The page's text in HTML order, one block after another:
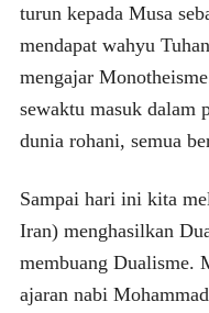
turun kepada Musa
mendapat wahyu
mengajar
sewaktu masuk dalam
dunia rohani, semua
Sampai hari ini kita
Iran) menghasilkan
membuang Dualisme.
ajaran nabi